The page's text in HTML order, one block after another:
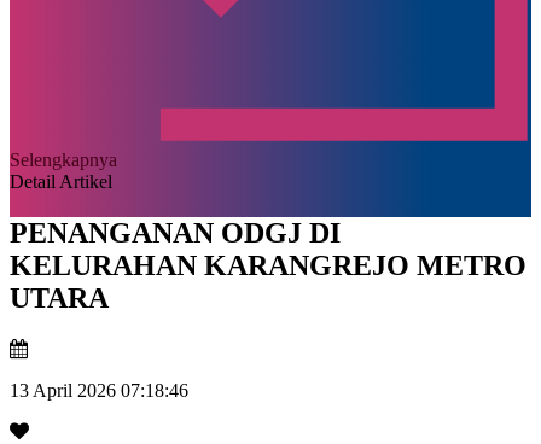
Selengkapnya
Detail Artikel
PENANGANAN ODGJ DI
KELURAHAN KARANGREJO METRO
UTARA
13 April 2026 07:18:46